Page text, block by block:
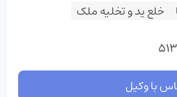
خلع ید و تخلیه ملک
با وکیل